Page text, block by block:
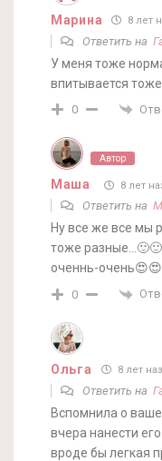
Марина 8 лет
Ответить на
У меня тоже
впитывается
0
Автор
Маша 8 лет
Ответить на
Ну все же все мы
тоже
оченнь-
0
Ольга 8 лет
Ответить на
Вспомнила о
вчера нанести
вроде бы легкая